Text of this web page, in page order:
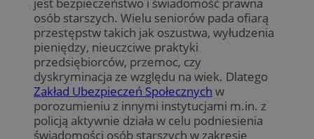
jest bezpieczeństwo i świadomość prawna
osób starszych. Wielu seniorów pada ofiarą
przestępstw takich jak oszustwa, wyłudzenia
pieniędzy, nieuczciwe praktyki
przedsiębiorców, przemoc, czy
dyskryminacja ze względu na wiek. Dlatego
Zakład Ubezpieczeń Społecznych w
porozumieniu z innymi instytucjami m.in. z
policją aktywnie działa w celu podniesienia
świadomości osób starszych w zakresie